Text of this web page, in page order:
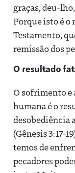
graças, deu-
Porque isto é o
Testamento,
remissão dos
O resultado
O sofrimento e
humana é o
desobediência
(Gênesis 3:17-
temos de
pecadores